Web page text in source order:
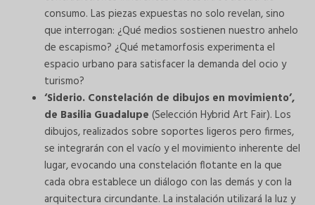
consumo. Las piezas expuestas no solo revelan, sino
que interrogan: ¿Qué medios sostienen nuestro anhelo
de escapismo? ¿Qué metamorfosis experimenta el
espacio urbano para satisfacer la demanda del ocio y
turismo?
‘Siderio. Constelación de dibujos en movimiento’,
de Basilia Guadalupe (Selección Hybrid Art Fair). Los
dibujos, realizados sobre soportes ligeros pero firmes,
se integrarán con el vacío y el movimiento inherente del
lugar, evocando una constelación flotante en la que
cada obra establece un diálogo con las demás y con la
arquitectura circundante. La instalación utilizará la luz y